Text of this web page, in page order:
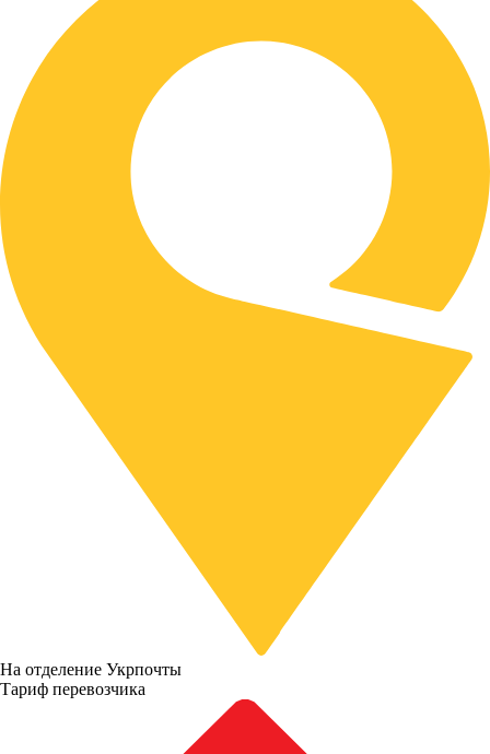
На отделение Укрпочты
Тариф перевозчика